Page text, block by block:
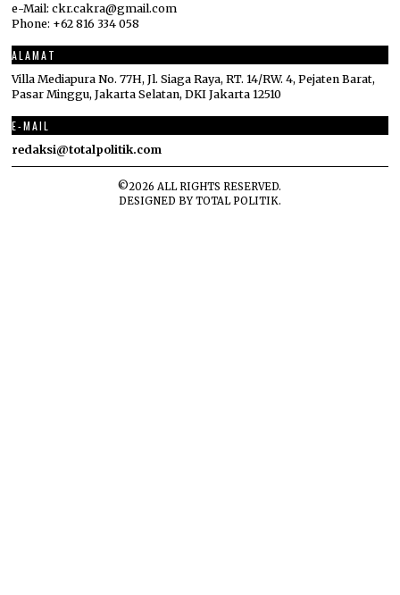
e-Mail: ckr.cakra@gmail.com
Phone: +62 816 334 058
ALAMAT
Villa Mediapura No. 77H, Jl. Siaga Raya, RT. 14/RW. 4, Pejaten Barat,
Pasar Minggu, Jakarta Selatan, DKI Jakarta 12510
E-MAIL
redaksi@totalpolitik.com
©2026 ALL RIGHTS RESERVED.
DESIGNED BYTOTAL POLITIK.